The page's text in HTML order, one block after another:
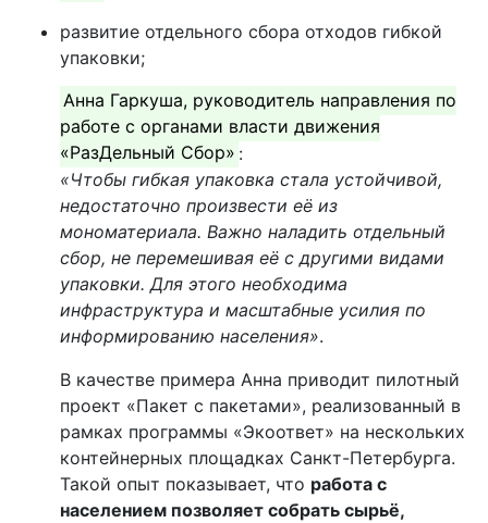
развитие отдельного сбора отходов гибкой
упаковки;
Анна Гаркуша, руководитель направления по
работе с органами власти движения
«РазДельный Сбор» :
«Чтобы гибкая упаковка стала устойчивой,
недостаточно произвести её из
мономатериала. Важно наладить отдельный
сбор, не перемешивая её с другими видами
упаковки. Для этого необходима
инфраструктура и масштабные усилия по
информированию населения».
В качестве примера Анна приводит пилотный
проект «Пакет с пакетами», реализованный в
рамках программы «Экоответ» на нескольких
контейнерных площадках Санкт-Петербурга.
Такой опыт показывает, что работа с
населением позволяет собрать сырьё,